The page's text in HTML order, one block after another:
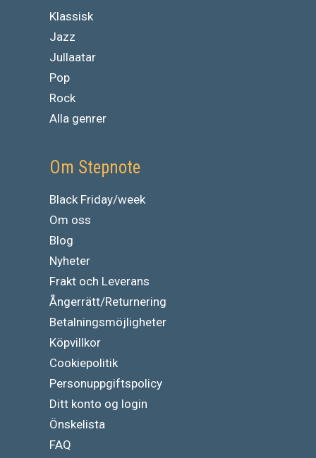
Klassisk
Jazz
Jullaatar
Pop
Rock
Alla genrer
Om Stepnote
Black Friday/week
Om oss
Blog
Nyheter
Frakt och Leverans
Ångerrätt/Returnering
Betalningsmöjligheter
Köpvillkor
Cookiepolitik
Personuppgiftspolicy
Ditt konto og login
Önskelista
FAQ